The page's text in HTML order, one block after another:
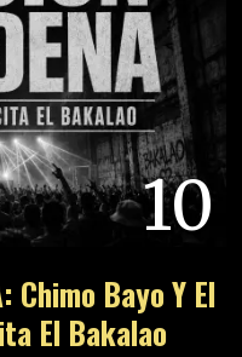
10
Chimo Bayo Y El
El Bakalao